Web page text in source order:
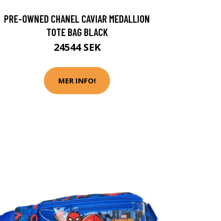
PRE-OWNED CHANEL CAVIAR MEDALLION
TOTE BAG BLACK
24544 SEK
MER INFO!